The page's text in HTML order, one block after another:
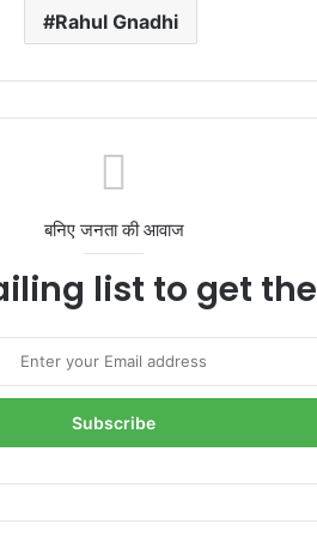
Rahul Gnadhi
बनिए जनता की आवाज
list to get